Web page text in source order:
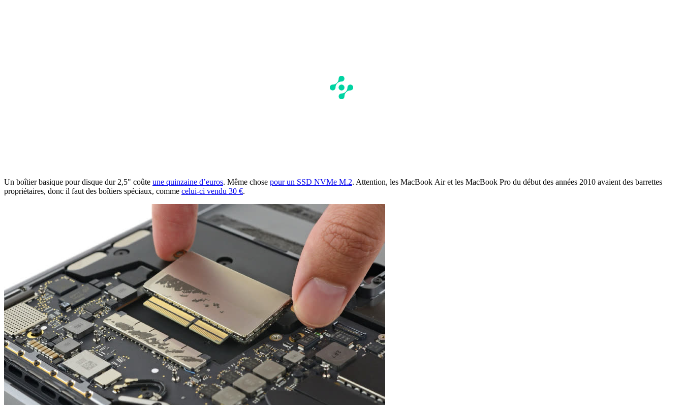
Un boîtier basique pour disque dur 2,5" coûte une quinzaine d’euros. Même chose pour un SSD NVMe M.2. Attention, les MacBook Air et les MacBook Pro du début des années 2010 avaient des barrettes
propriétaires, donc il faut des boîtiers spéciaux, comme celui-ci vendu 30 €.